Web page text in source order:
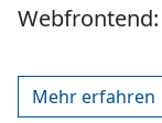
Mehr erfahren